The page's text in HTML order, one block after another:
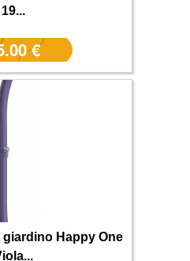
19...
€
giardino Happy One